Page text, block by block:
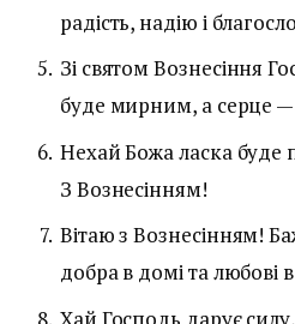
радість, надію і
Зі святом Вознесіння
буде мирним, а серце
Нехай Божа ласка буде
З Вознесінням!
Вітаю з Вознесінням!
добра в домі та любові
Хай Господь дарує